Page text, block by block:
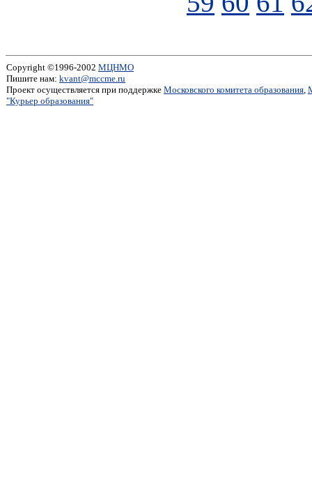
Copyright ©1996-2002 МЦНМО
Пишите нам: kvant@mccme.ru
Проект осуществляется при поддержке Московского комитета образования,
"Курьер образования"